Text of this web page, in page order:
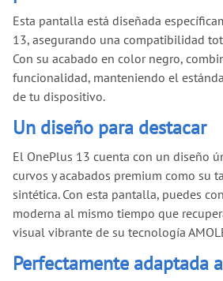
Esta pantalla está diseñada
13, asegurando una compatibilidad
Con su acabado en color negro,
funcionalidad, manteniendo el
de tu dispositivo.
Un diseño para destacar
El OnePlus 13 cuenta con un diseño
curvos y acabados premium como su
sintética. Con esta pantalla, puedes
moderna al mismo tiempo que
visual vibrante de su tecnología
Perfectamente adaptada